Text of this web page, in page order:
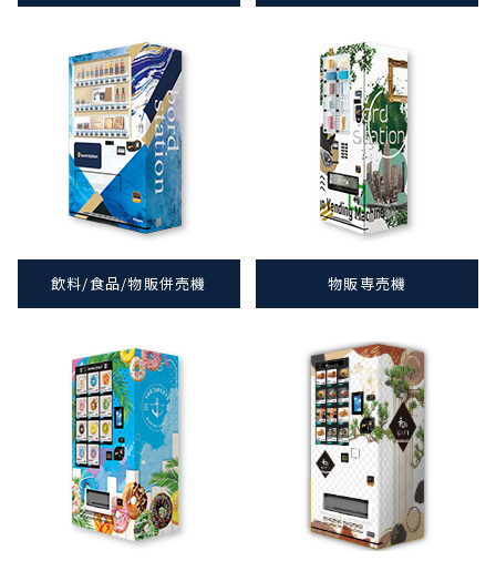
飲料/食品/物販併売機 物販専売機